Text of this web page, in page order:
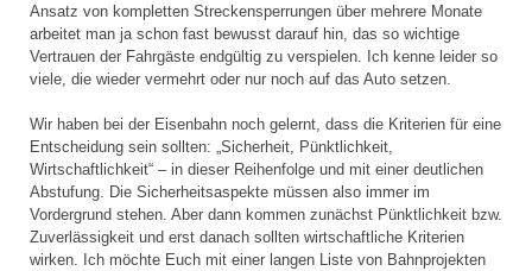
Ansatz von kompletten Streckensperrungen über mehrere Monate
arbeitet man ja schon fast bewusst darauf hin, das so wichtige
Vertrauen der Fahrgäste endgültig zu verspielen. Ich kenne leider so
viele, die wieder vermehrt oder nur noch auf das Auto setzen.
Wir haben bei der Eisenbahn noch gelernt, dass die Kriterien für eine
Entscheidung sein sollten: „Sicherheit, Pünktlichkeit,
Wirtschaftlichkeit“ – in dieser Reihenfolge und mit einer deutlichen
Abstufung. Die Sicherheitsaspekte müssen also immer im
Vordergrund stehen. Aber dann kommen zunächst Pünktlichkeit bzw.
Zuverlässigkeit und erst danach sollten wirtschaftliche Kriterien
wirken. Ich möchte Euch mit einer langen Liste von Bahnprojekten